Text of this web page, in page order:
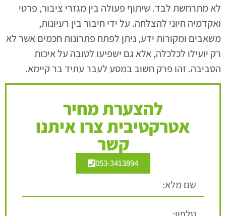
לא מתרחשת לבד. שיתוף פעולה בין מגזרי ציבור, פרטי
ואקדמיה חיוני להצלחה. על ידי חיבור בין רעיונות,
משאבים ומקורות ידע, ניתן לפתח פתרונות חכמים אשר לא
רק יועילו לכלכלה, אלא גם ישפיעו לטובה על איכות
הסביבה. זהו פרק חשוב במסע לעבר עתיד בר קיימא.
להצערת מחיר
אטרקטיבית צרו איתנו
קשר
053-3413894